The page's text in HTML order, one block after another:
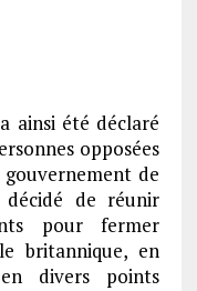
ainsi été déclaré
opposées
de
de réunir
pour fermer
britannique, en
divers points